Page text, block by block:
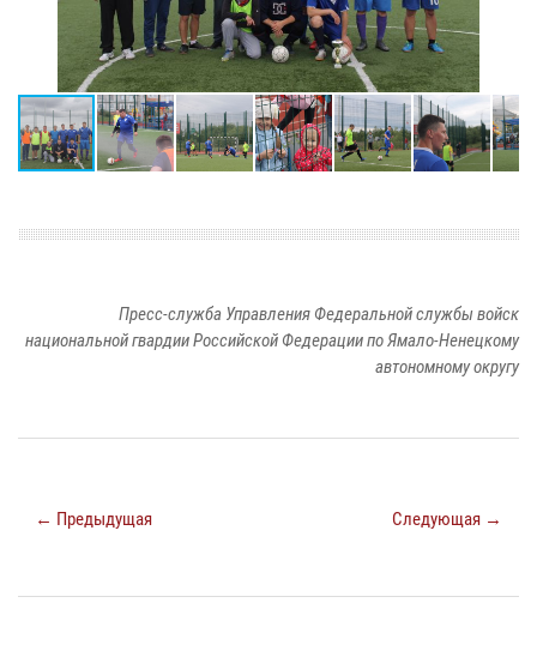
Пресс-служба Управления Федеральной службы войск
национальной гвардии Российской Федерации по Ямало-Ненецкому
автономному округу
← Предыдущая Следующая →